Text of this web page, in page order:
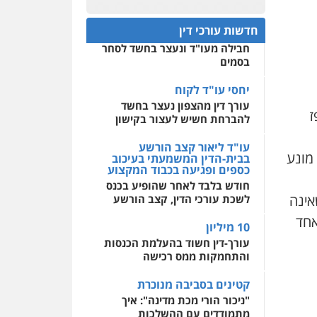
ומעצרים סייבר ניהול
משברים פליליים
0506355388
עו"ד דרוויש נאשף
פלילי פשיעה חמורה
אדם
חליל ביאדי – משרד
עורכי דין
פלילי דיני תעבורה מעצרים
וחקירות פשיעה חמורה
0509636895
עו"ד איהאב זבידאת
פלילי פשיעה חמורה
פשע עבירות המתה
עבירות מין
מרכז התחלה חדשה
0544500346
חדשות עורכי דין
עורך דין מהצפון נעצר בחשד
להברחת חשיש לעצור בקישון
עו"ד ליאור קצב הורשע
כספים ופגיעה בכבוד המקצוע
חודש בלבד לאחר שהופיע בכנס
לשכת עורכי הדין, קצב הורשע
10 מיליון
עורך-דין חשוד בהעלמת הכנסות
והתחמקות ממס רכישה
קטינים בסביבה מנוכרת
"ניכור הורי מכת מדינה": איך
מתמודדים עם ההשלכות
ההרסניות של התופעה?
הוועדה לבחירת שופטים בחרה
26 שופטים ורשמים נוספים